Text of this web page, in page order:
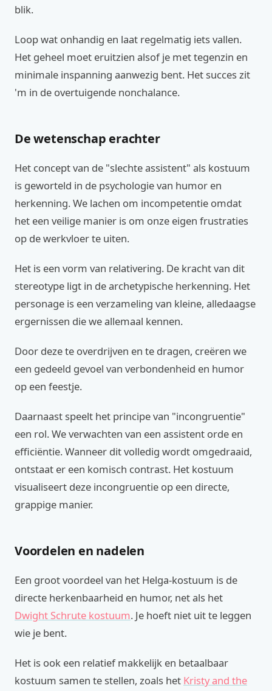
blik.
Loop wat onhandig en laat regelmatig iets vallen.
Het geheel moet eruitzien alsof je met tegenzin en
minimale inspanning aanwezig bent. Het succes zit
'm in de overtuigende nonchalance.
De wetenschap erachter
Het concept van de "slechte assistent" als kostuum
is geworteld in de psychologie van humor en
herkenning. We lachen om incompetentie omdat
het een veilige manier is om onze eigen frustraties
op de werkvloer te uiten.
Het is een vorm van relativering. De kracht van dit
stereotype ligt in de archetypische herkenning. Het
personage is een verzameling van kleine, alledaagse
ergernissen die we allemaal kennen.
Door deze te overdrijven en te dragen, creëren we
een gedeeld gevoel van verbondenheid en humor
op een feestje.
Daarnaast speelt het principe van "incongruentie"
een rol. We verwachten van een assistent orde en
efficiëntie. Wanneer dit volledig wordt omgedraaid,
ontstaat er een komisch contrast. Het kostuum
visualiseert deze incongruentie op een directe,
grappige manier.
Voordelen en nadelen
Een groot voordeel van het Helga-kostuum is de
directe herkenbaarheid en humor, net als het
Dwight Schrute kostuum. Je hoeft niet uit te leggen
wie je bent.
Het is ook een relatief makkelijk en betaalbaar
kostuum samen te stellen, zoals het Kristy and the